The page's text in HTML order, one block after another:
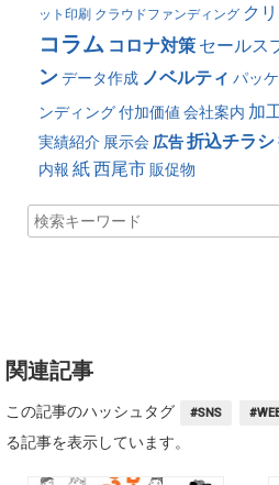
ット印刷 クラウドファンディング ク
コラム コロナ対策 セールス
ンデータ作成 ノベルティ パッ
ンディング付加価値 会社案内 加
実績紹介 展示会 広告折込チラシ
内報 紙西尾市 販促物
関連記事
この記事のハッシュタグ #SNS
る記事を表示しています。